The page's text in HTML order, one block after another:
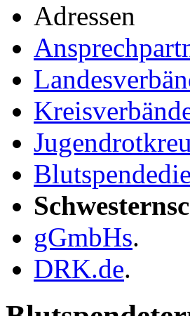
Adressen
gGmbHs.
DRK.de.